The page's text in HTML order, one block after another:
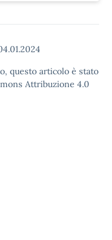
questo articolo è stato
Attribuzione 4.0